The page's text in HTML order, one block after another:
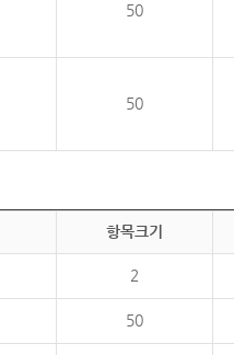
50
50
항목크기
2
50